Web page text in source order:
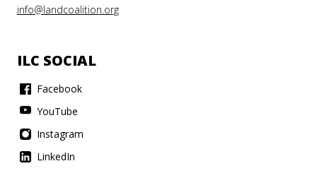
info@landcoalition.org
ILC SOCIAL
Facebook
YouTube
Instagram
LinkedIn